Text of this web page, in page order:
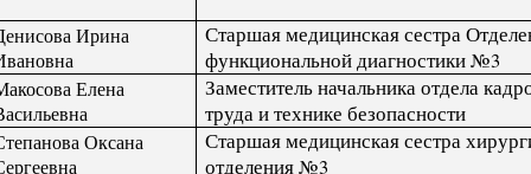
Ирина
Старшая медицинская сестра
функциональной диагностики №3
Елена
Заместитель начальника отдела
труда и технике безопасности
Оксана
Старшая медицинская сестра
отделения №3